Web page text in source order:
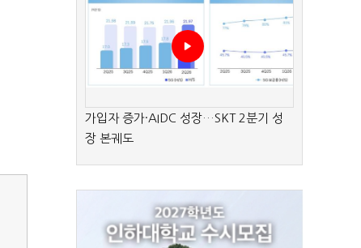
가입자 증가·AIDC 성장…SKT 2분기 성
장 본궤도